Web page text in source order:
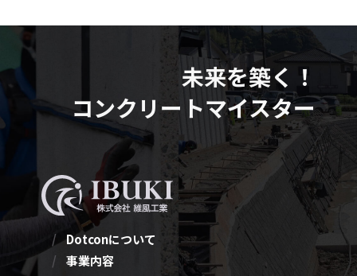
未来を築く！
コンクリートマイスター
Dotconについて
事業内容